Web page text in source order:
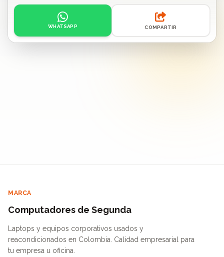
Acciones: contacto por WhatsApp o compartir enlace.
WHATSAPP COMPARTIR
MARCA
Computadores de Segunda
Laptops y equipos corporativos usados y
reacondicionados en Colombia. Calidad empresarial para
tu empresa u oficina.